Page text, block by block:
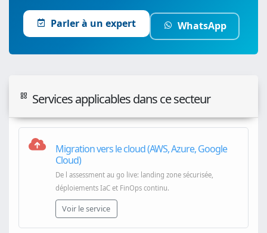
Parler à un expert WhatsApp
Services applicables dans ce secteur
Migration vers le cloud (AWS, Azure, Google
Cloud)
De l assessment au go live: landing zone sécurisée,
déploiements IaC et FinOps continu.
Voir le service